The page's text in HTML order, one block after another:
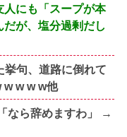
にも「スープが本
が、塩分過剰だし
挙句、道路に倒れて
w w w w他
なら辞めますわ」 →